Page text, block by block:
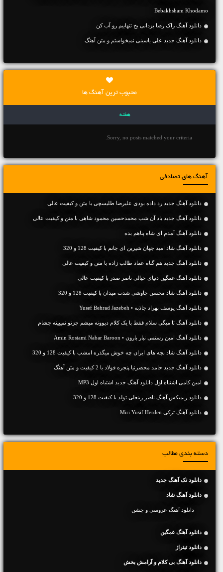
Bebakhsham Khodamo
دانلود آهنگ راک رضا یزدانی یخ تنهاییم رو آب کن
دانلود آهنگ جديد علی یاسینی نمیخواستم و متن آهنگ
محبوب ترین آهنگ ها
هفته
Sorry, no posts matched your criteria.
آهنگ های تصادفی
دانلود آهنگ جديد رد داده بودی علیرضا طلیسچی با متن و کیفیت عالی
دانلود آهنگ جديد یاد آن شب محمدحسین محمود شاهی با متن و کیفیت عالی
دانلود آهنگ آمدم ای شاه پناهم بده
دانلود آهنگ شاد امید جهان شیرین ای جانم با کیفیت 128 و 320
دانلود آهنگ جديد هم گناه عماد طالب زاده با متن و کیفیت عالی
دانلود آهنگ غمگین دنیای خیالی ناصر صدر با کیفیت عالی
دانلود آهنگ شاد محسن چاوشی شدت میدان با کیفیت 128 و 320
دانلود آهنگ یوسف بهراد جاذبه • Yusef Behrad Jazebeh
دانلود آهنگ تا میگی سلام فقط با یک کلام دیوونه میشم جزتو نمیبینه چشام
دانلود آهنگ امین رستمی نبار بارون • Amin Rostami Nabar Baroon
دانلود آهنگ شاد بچه های ایران چه خوش میگذره امشب با کیفیت 128 و 320
دانلود آهنگ جديد حامد محضرنیا پنجره فولاد با 2 کیفیت و متن آهنگ
امین کامی اشتباه اول دانلود آهنگ جدید اشتباه اول MP3
دانلود ریمیکس آهنگ ناصر زینعلی تولد با کیفیت 128 و 320
دانلود آهنگ ترکی Miri Yusif Herden
دسته بندی مطالب
دانلود تک آهنگ جدید
دانلود آهنگ شاد
دانلود آهنگ عروسی و جشن
دانلود آهنگ غمگین
دانلود تیتراژ
دانلود آهنگ بی کلام و آرامش بخش